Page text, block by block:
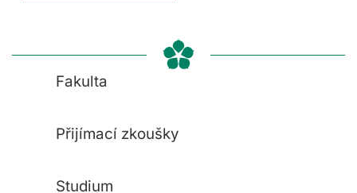
Fakulta
Přijímací zkoušky
Studium